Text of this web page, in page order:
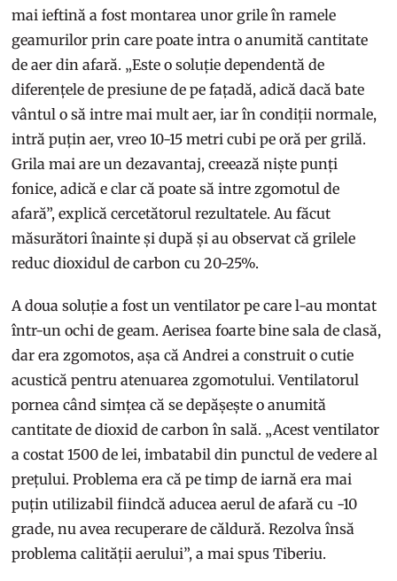
mai ieftină a fost montarea unor grile în ramele
geamurilor prin care poate intra o anumită cantitate
de aer din afară. „Este o soluție dependentă de
diferențele de presiune de pe fațadă, adică dacă bate
vântul o să intre mai mult aer, iar în condiții normale,
intră puțin aer, vreo 10-15 metri cubi pe oră per grilă.
Grila mai are un dezavantaj, creează niște punți
fonice, adică e clar că poate să intre zgomotul de
afară”, explică cercetătorul rezultatele. Au făcut
măsurători înainte și după și au observat că grilele
reduc dioxidul de carbon cu 20-25%.
A doua soluție a fost un ventilator pe care l-au montat
într-un ochi de geam. Aerisea foarte bine sala de clasă,
dar era zgomotos, așa că Andrei a construit o cutie
acustică pentru atenuarea zgomotului. Ventilatorul
pornea când simțea că se depășește o anumită
cantitate de dioxid de carbon în sală. „Acest ventilator
a costat 1500 de lei, imbatabil din punctul de vedere al
prețului. Problema era că pe timp de iarnă era mai
puțin utilizabil fiindcă aducea aerul de afară cu -10
grade, nu avea recuperare de căldură. Rezolva însă
problema calității aerului”, a mai spus Tiberiu.